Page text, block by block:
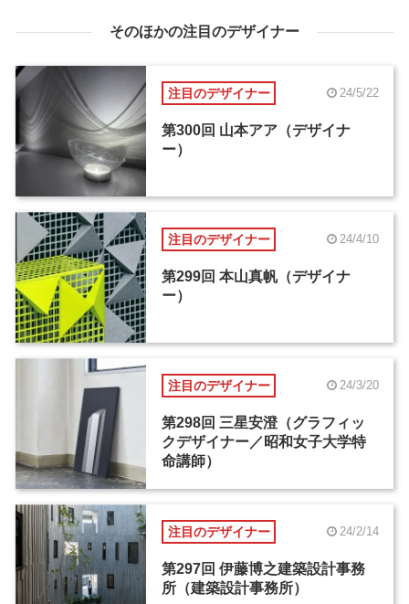
そのほかの注目のデザイナー
注目のデザイナー 24/5/22
第300回 山本アア（デザイナ
ー）
注目のデザイナー 24/4/10
第299回 本山真帆（デザイナ
ー）
注目のデザイナー 24/3/20
第298回 三星安澄（グラフィッ
クデザイナー／昭和女子大学特
命講師）
注目のデザイナー 24/2/14
第297回 伊藤博之建築設計事務
所（建築設計事務所）